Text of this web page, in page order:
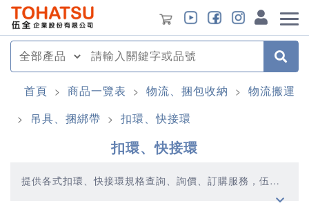
首頁 > 商品一覽表 > 物流、捆包收納 > 物流搬運
> 吊具、捆綁帶 > 扣環、快接環
扣環、快接環
提供各式扣環、快接環規格查詢、詢價、訂購服務，伍全
企業深耕模具產業多年，秉持著優質品質、合理價格、多